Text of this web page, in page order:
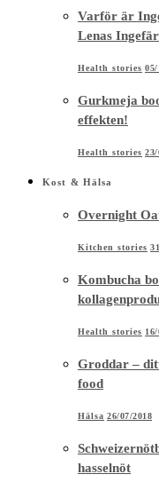
Varför är
Lenas
Health stories 05/
Gurkmeja
effekten!
Health stories 23/
Kost & Hälsa
Overnight
Kitchen stories
Kombucha
Health stories
Groddar –
food
Hälsa 26/07/2018
hasselnöt